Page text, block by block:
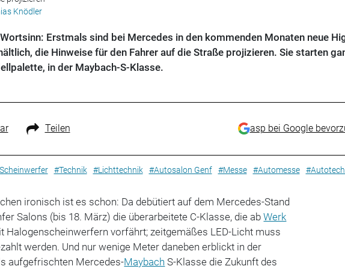
Knödler
Erstmals sind bei Mercedes in den kommenden Monaten neue
die Hinweise für den Fahrer auf die Straße projizieren. Sie starten
in der Maybach-S-Klasse.
Teilen asp bei Google
#Technik #Lichttechnik #Autosalon Genf #Messe #Automesse
ironisch ist es schon: Da debütiert auf dem Mercedes-Stand
Salons (bis 18. März) die überarbeitete C-Klasse, die abWerk
Halogenscheinwerfern vorfährt; zeitgemäßes LED-Licht muss
werden. Und nur wenige Meter daneben erblickt in der
aufgefrischten Mercedes-Maybach S-Klasse die Zukunft des